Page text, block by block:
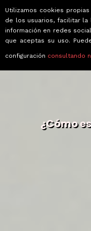
¿Cómo
Utilizamos cookies
de los usuarios, facilitar
información en redes
que aceptas su uso.
configuración consultando